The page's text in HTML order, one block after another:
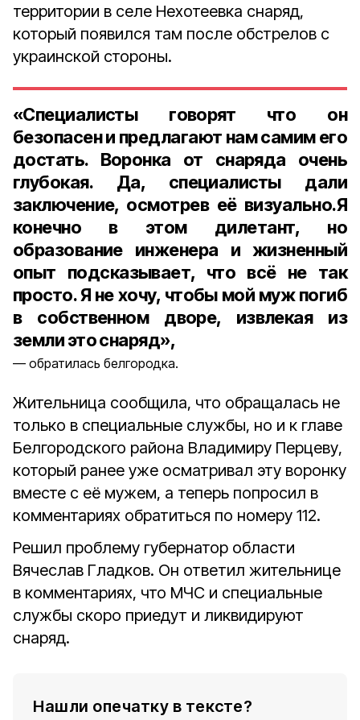
территории в селе Нехотеевка снаряд,
который появился там после обстрелов с
украинской стороны.
«Специалисты говорят что он
безопасен и предлагают нам самим его
достать. Воронка от снаряда очень
глубокая. Да, специалисты дали
заключение, осмотрев её визуально.Я
конечно в этом дилетант, но
образование инженера и жизненный
опыт подсказывает, что всё не так
просто. Я не хочу, чтобы мой муж погиб
в собственном дворе, извлекая из
земли это снаряд»,
обратилась белгородка.
Жительница сообщила, что обращалась не
только в специальные службы, но и к главе
Белгородского района Владимиру Перцеву,
который ранее уже осматривал эту воронку
вместе с её мужем, а теперь попросил в
комментариях обратиться по номеру 112.
Решил проблему губернатор области
Вячеслав Гладков. Он ответил жительнице
в комментариях, что МЧС и специальные
службы скоро приедут и ликвидируют
снаряд.
Нашли опечатку в тексте?